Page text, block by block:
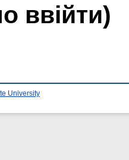
ввійти)
University